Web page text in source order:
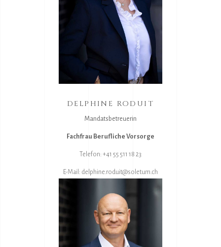
DELPHINE RODUIT
Mandatsbetreuerin
Fachfrau Berufliche Vorsorge
Telefon: +41 55 511 18 23
E-Mail: delphine.roduit@soletum.ch